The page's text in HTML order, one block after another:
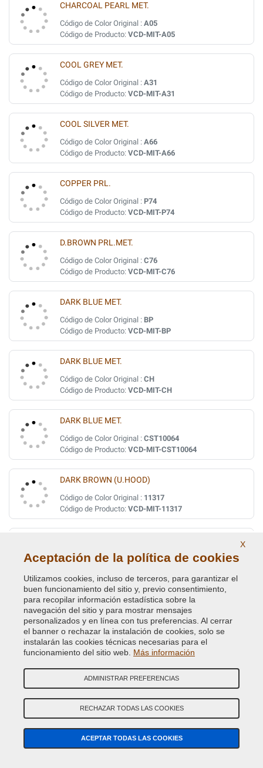
CHARCOAL PEARL MET.
Código de Color Original : A05
Código de Producto: VCD-MIT-A05
COOL GREY MET.
Código de Color Original : A31
Código de Producto: VCD-MIT-A31
COOL SILVER MET.
Código de Color Original : A66
Código de Producto: VCD-MIT-A66
COPPER PRL.
Código de Color Original : P74
Código de Producto: VCD-MIT-P74
D.BROWN PRL.MET.
Código de Color Original : C76
Código de Producto: VCD-MIT-C76
DARK BLUE MET.
Código de Color Original : BP
Código de Producto: VCD-MIT-BP
DARK BLUE MET.
Código de Color Original : CH
Código de Producto: VCD-MIT-CH
DARK BLUE MET.
Código de Color Original : CST10064
Código de Producto: VCD-MIT-CST10064
DARK BROWN (U.HOOD)
Código de Color Original : 11317
Código de Producto: VCD-MIT-11317
Código de Color Original : U19
DARK GREY MET
Código de Color Original :
Código de Producto:
VCD-MIT-AE
DARK/NARES BLUE PRL. MET.
Código de Color Original :T38
Código de Producto:VCD-MIT-T38
DARK/NARES BLUE PRL MET
Código de Color Original :AC11238
Código de Producto:VCD-MIT-AC11238
X
Aceptación de la política de cookies
Utilizamos cookies, incluso de terceros, para garantizar el
buen funcionamiento del sitio y, previo consentimiento,
para recopilar información estadística sobre la
navegación del sitio y para mostrar mensajes
personalizados y en línea con tus preferencias. Al cerrar
el banner o rechazar la instalación de cookies, solo se
instalarán las cookies técnicas necesarias para el
funcionamiento del sitio web. Más información
ADMINISTRAR PREFERENCIAS
RECHAZAR TODAS LAS COOKIES
ACEPTAR TODAS LAS COOKIES